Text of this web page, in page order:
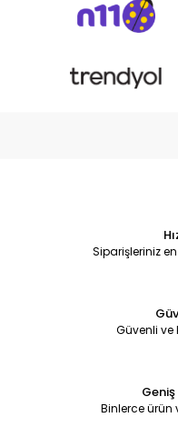
Siparişleriniz
Güvenli
Binlerce